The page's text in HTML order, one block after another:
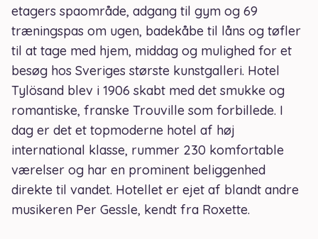
etagers spaområde, adgang til gym og 69
træningspas om ugen, badekåbe til låns og tøfler
til at tage med hjem, middag og mulighed for et
besøg hos Sveriges største kunstgalleri. Hotel
Tylösand blev i 1906 skabt med det smukke og
romantiske, franske Trouville som forbillede. I
dag er det et topmoderne hotel af høj
international klasse, rummer 230 komfortable
værelser og har en prominent beliggenhed
direkte til vandet. Hotellet er ejet af blandt andre
musikeren Per Gessle, kendt fra Roxette.